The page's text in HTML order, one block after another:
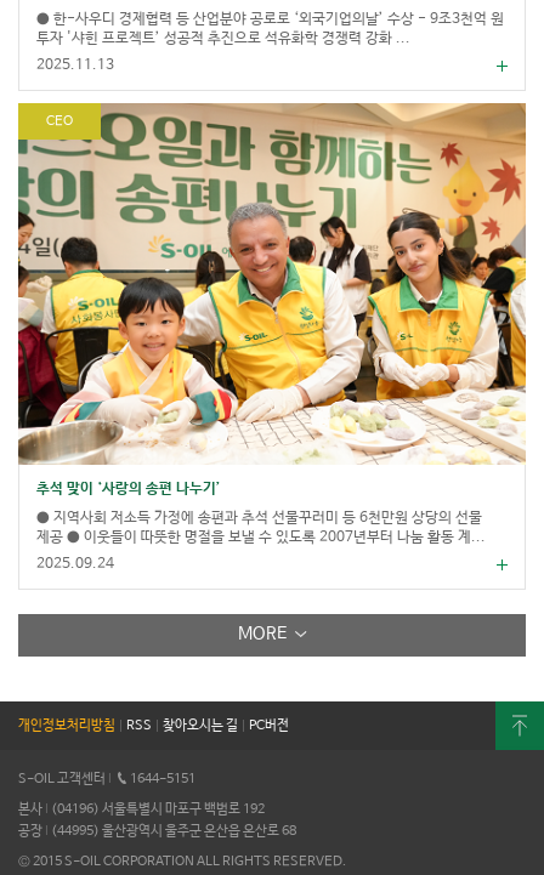
● 한-사우디 경제협력 등 산업분야 공로로 ‘외국기업의날’ 수상 - 9조3천억 원
투자 '샤힌 프로젝트’ 성공적 추진으로 석유화학 경쟁력 강화 ...
2025.11.13
CEO
추석 맞이 ‘사랑의 송편 나누기’
● 지역사회 저소득 가정에 송편과 추석 선물꾸러미 등 6천만원 상당의 선물
제공 ● 이웃들이 따뜻한 명절을 보낼 수 있도록 2007년부터 나눔 활동 계...
2025.09.24
MORE
개인정보처리방침 RSS 찾아오시는 길 PC버전
S-OIL 고객센터 1644-5151
본사
(04196) 서울특별시 마포구 백범로 192
공장
(44995) 울산광역시 울주군 온산읍 온산로 68
© 2015 S-OIL CORPORATION ALL RIGHTS RESERVED.